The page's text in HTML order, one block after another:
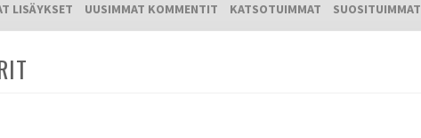
LISÄYKSET UUSIMMAT KOMMENTIT KATSOTUIMMAT SUOSITUIMMAT